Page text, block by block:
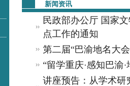
新闻资讯
民政部办公厅 国家
点工作的通知
第二届“巴渝地名大
“留学重庆·感知巴渝
讲座预告：从学术